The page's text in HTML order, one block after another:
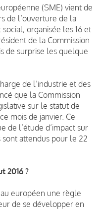
(SME) vient de
de l’ouverture de la
organisée les 16 et
de la Com­mis­sion
de surprise les quelque
de l’industrie et des
que la Commission
sur le statut de
mois de janvier. Ce
de l’étude d’impact sur
attendus pour le 22
2016 ?
européen une règle
de se développer en